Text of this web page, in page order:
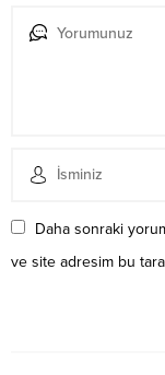
Daha sonraki
ve site adresim bu